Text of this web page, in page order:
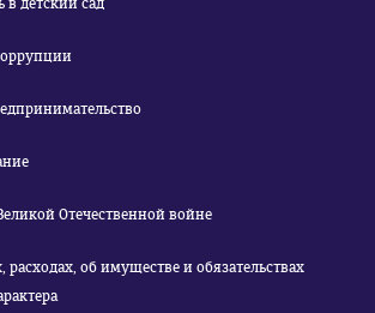
в детский сад
Отечественной войне
расходах, об имуществе и обязательствах